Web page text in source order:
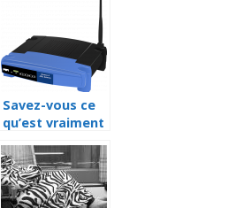
vous ressemble
Savez-vous ce
qu’est vraiment
Élément de
réponse